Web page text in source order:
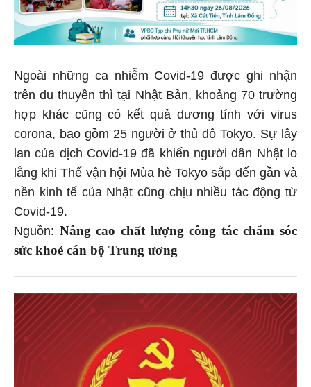
Ngoài những ca nhiễm Covid-19 được ghi nhận
trên du thuyền thì tại Nhật Bản, khoảng 70 trường
hợp khác cũng có kết quả dương tính với virus
corona, bao gồm 25 người ở thủ đô Tokyo. Sự lây
lan của dịch Covid-19 đã khiến người dân Nhật lo
lắng khi Thế vận hội Mùa hè Tokyo sắp đến gần và
nền kinh tế của Nhật cũng chịu nhiều tác động từ
Covid-19.
Nguồn: Nâng cao chất lượng công tác chăm sóc
sức khoẻ cán bộ Trung ương